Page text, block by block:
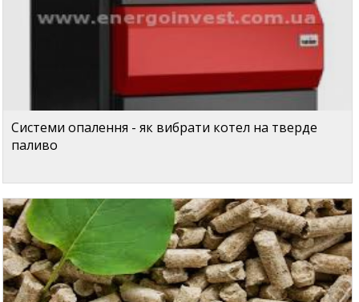
Системи опалення - як вибрати котел на тверде
паливо